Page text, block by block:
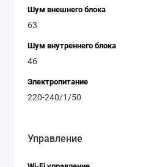
Шум внешнего блока
63
Шум внутреннего блока
46
Электропитание
220-240/1/50
Управление